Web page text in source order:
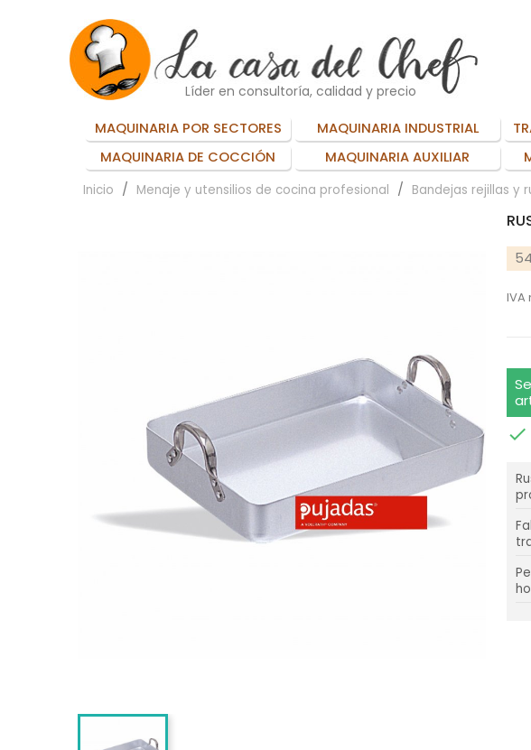
Líder en consultoría, calidad y precio
MAQUINARIA POR SECTORES MAQUINARIA INDUSTRIAL
MAQUINARIA DE COCCIÓN
MAQUINARIA AUXILIAR
Inicio Menaje y utensilios de cocina profesional Bandejas rejillas y
IVA
